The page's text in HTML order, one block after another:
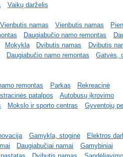
Vaikų darželis
Vienbutis namas Vienbutis namas
Daugiabučio namo remontas
Mokykla Dvibutis namas Dvibutis
Daugiabučio namo remontas
Gatvės,
remontas Parkas
Rekreacinė
patalpos
Autobusų įkrovimo
Mokslo ir sporto centras
Gyventojų
Gamykla, stoginė
Elektros
Daugiabučiai namai
Gamybiniai